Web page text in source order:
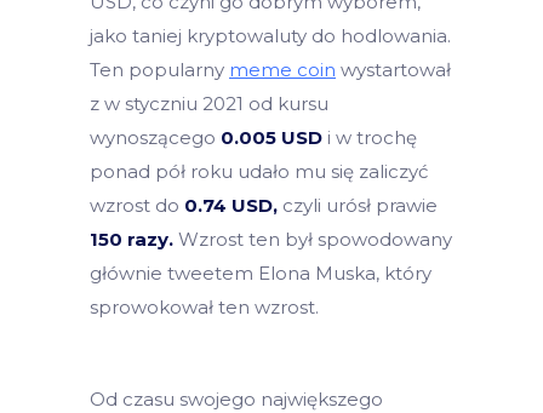
jako taniej kryptowaluty do hodlowania.
Ten popularny meme coin wystartował
z w styczniu 2021 od kursu
wynoszącego 0.005 USD i w trochę
ponad pół roku udało mu się zaliczyć
wzrost do 0.74 USD, czyli urósł prawie
150 razy. Wzrost ten był spowodowany
głównie tweetem Elona Muska, który
sprowokował ten wzrost.
Od czasu swojego największego